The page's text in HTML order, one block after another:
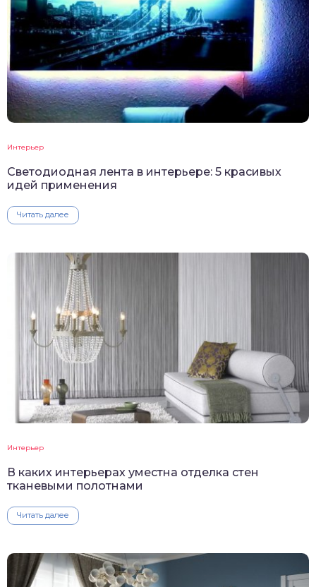
Интерьер
Светодиодная лента в интерьере: 5 красивых
идей применения
Читать далее
Интерьер
В каких интерьерах уместна отделка стен
тканевыми полотнами
Читать далее